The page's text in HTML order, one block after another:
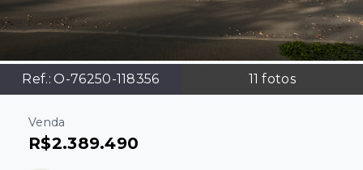
Ref.:O-76250-118356 11 fotos
Venda
R$2.389.490